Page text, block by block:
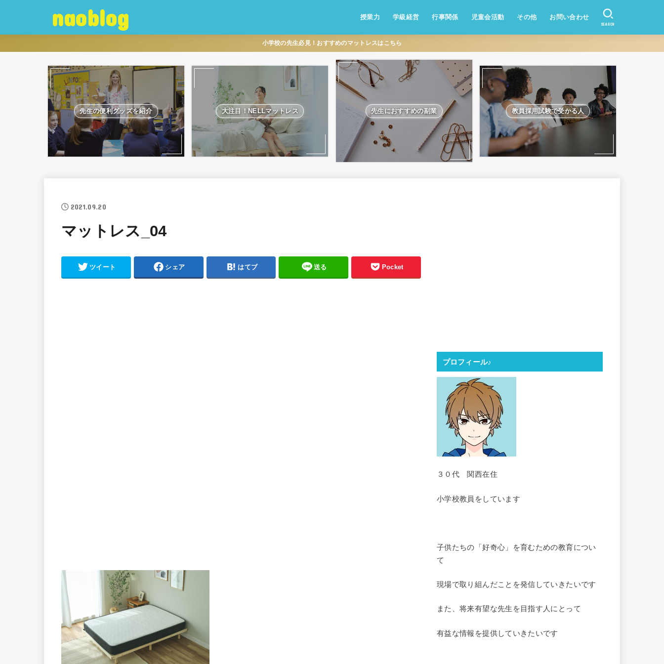
naoblog 授業力 学級経営 行事関係 児童会活動 その他
資産形成
業務改善
教員になりたい方 学校のQ&A
教員採用試験
お問い合わせ
SEARCH
小学校の先生必見！おすすめのマットレスはこちら
先生の便利グッズを紹介 大注目！NELLマットレス 先生におすすめの副業 教員採用試験で受かる人
2021.09.20
マットレス_04
ツイート シェア はてブ 送る Pocket
プロフィール♪
３０代 関西在住
小学校教員をしています
子供たちの「好奇心」を育むための教育につい
て
現場で取り組んだことを発信していきたいです
また、将来有望な先生を目指す人にとって
有益な情報を提供していきたいです